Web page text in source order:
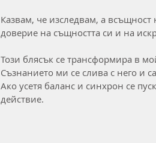
Казвам, че изследвам, а
доверие на същността си и на
Този блясък се трансформира в
Съзнанието ми се слива с него и
Ако усетя баланс и синхрон се
действие.